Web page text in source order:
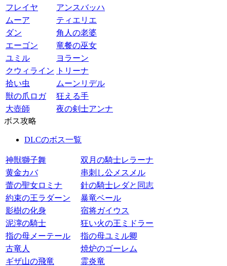
フレイヤ
アンスバッハ
ムーア
ティエリエ
ダン
角人の老婆
エーゴン
竜餐の巫女
ユミル
ヨラーン
クウィライン
トリーナ
拾い虫
ムーンリデル
獣の爪ロガ
狂える手
大壺師
夜の剣士アンナ
ボス攻略
DLCのボス一覧
神獣獅子舞
双月の騎士レラーナ
黄金カバ
串刺し公メスメル
蕾の聖女ロミナ
針の騎士レダと同志
約束の王ラダーン
暴竜ベール
影樹の化身
宿将ガイウス
泥濘の騎士
狂い火の王ミドラー
指の母メーテール
指の母ユミル卿
古竜人
焼炉のゴーレム
ギザ山の飛竜
霊炎竜